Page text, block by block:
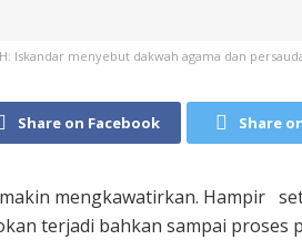
Iskandar menyebut dakwah agama dan
Share on Facebook Share
mengkawatirkan. Hampir
terjadi bahkan sampai proses